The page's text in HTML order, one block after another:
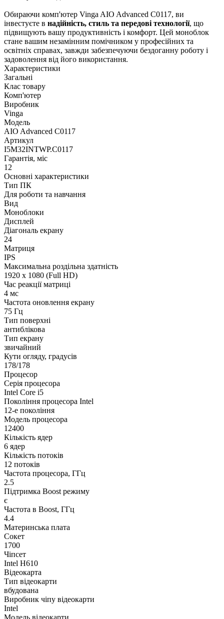
Обираючи комп'ютер Vinga AIO Advanced C0117, ви
інвестуєте в надійність, стиль та передові технології, що
підвищують вашу продуктивність і комфорт. Цей моноблок
стане вашим незамінним помічником у професійних та
освітніх справах, завжди забезпечуючи бездоганну роботу і
задоволення від його використання.
Характеристики
Загальні
Клас товару
Комп'ютер
Виробник
Vinga
Модель
AIO Advanced C0117
Артикул
I5M32INTWP.C0117
Гарантія, міс
12
Основні характеристики
Тип ПК
Для роботи та навчання
Вид
Моноблоки
Дисплей
Діагональ екрану
24
Матриця
IPS
Максимальна роздільна здатність
1920 x 1080 (Full HD)
Час реакції матриці
4 мс
Частота оновлення екрану
75 Гц
Тип поверхні
антиблікова
Тип екрану
звичайний
Кути огляду, градусів
178/178
Процесор
Серія процесора
Intel Core i5
Покоління процесора Intel
12-е покоління
Модель процесора
12400
Кількість ядер
6 ядер
Кількість потоків
12 потоків
Частота процесора, ГГц
2.5
Підтримка Boost режиму
є
Частота в Boost, ГГц
4.4
Материнська плата
Сокет
1700
Чіпсет
Intel H610
Відеокарта
Тип відеокарти
вбудована
Виробник чіпу відеокарти
Intel
Модель відеокарти